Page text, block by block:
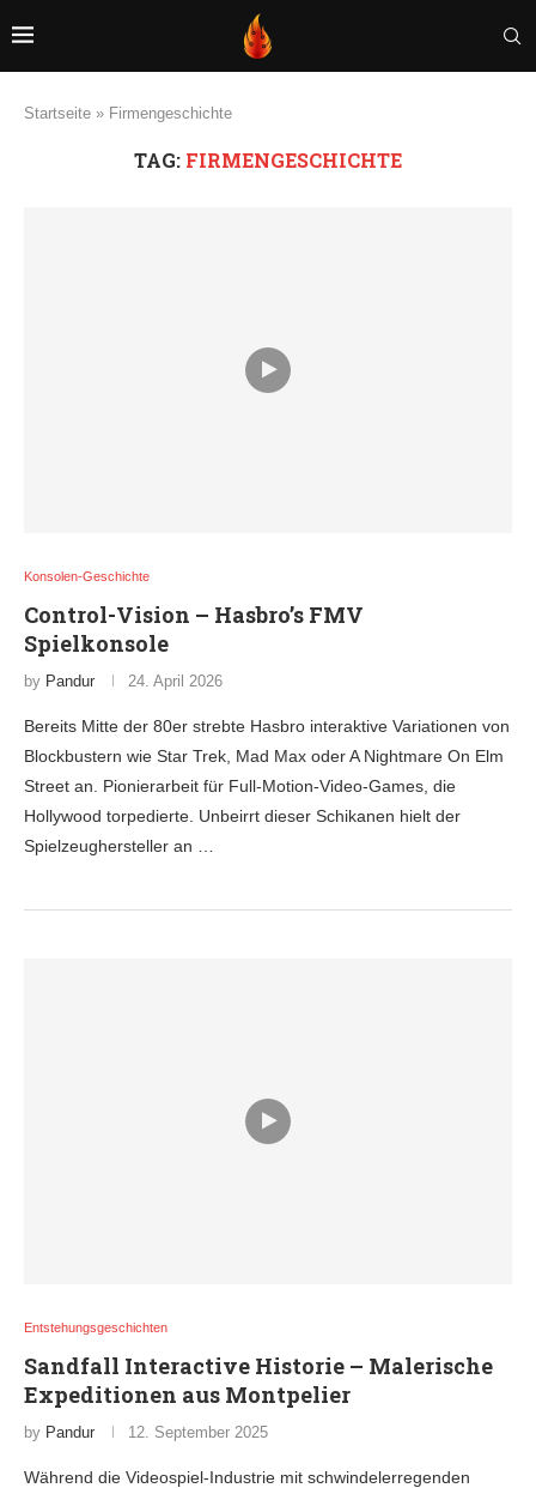
Startseite » Firmengeschichte
TAG: FIRMENGESCHICHTE
Konsolen-Geschichte
Control-Vision – Hasbro’s FMV
Spielkonsole
by Pandur 24. April 2026
Bereits Mitte der 80er strebte Hasbro interaktive Variationen von
Blockbustern wie Star Trek, Mad Max oder A Nightmare On Elm
Street an. Pionierarbeit für Full-Motion-Video-Games, die
Hollywood torpedierte. Unbeirrt dieser Schikanen hielt der
Spielzeughersteller an …
Entstehungsgeschichten
Sandfall Interactive Historie – Malerische
Expeditionen aus Montpelier
by Pandur 12. September 2025
Während die Videospiel-Industrie mit schwindelerregenden